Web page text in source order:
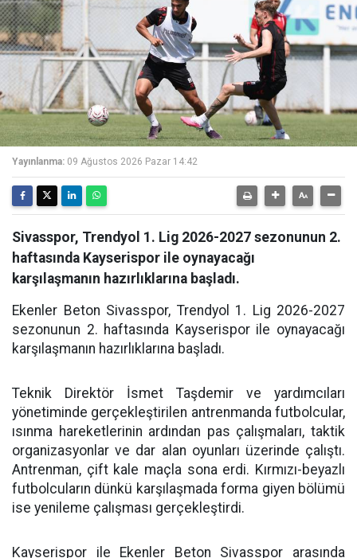
Yayınlanma: 09 Ağustos 2026 Pazar 14:42
Sivasspor, Trendyol 1. Lig 2026-2027 sezonunun 2.
haftasında Kayserispor ile oynayacağı
karşılaşmanın hazırlıklarına başladı.
Ekenler Beton Sivasspor, Trendyol 1. Lig 2026-2027
sezonunun 2. haftasında Kayserispor ile oynayacağı
karşılaşmanın hazırlıklarına başladı.
Teknik Direktör İsmet Taşdemir ve yardımcıları
yönetiminde gerçekleştirilen antrenmanda futbolcular,
ısınma hareketlerinin ardından pas çalışmaları, taktik
organizasyonlar ve dar alan oyunları üzerinde çalıştı.
Antrenman, çift kale maçla sona erdi. Kırmızı-beyazlı
futbolcuların dünkü karşılaşmada forma giyen bölümü
ise yenileme çalışması gerçekleştirdi.
Kayserispor ile Ekenler Beton Sivasspor arasında